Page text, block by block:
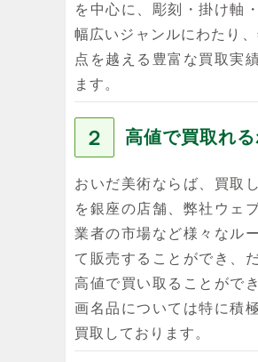
を中心に、彫刻・掛け軸
幅広いジャンルにわたり
点を越える豊富な買取実
ます。
２ 高値で買取れる
おいだ美術ならば、買取
を銀座の店舗、弊社ウェ
業者の市場など様々なル
て販売することができ、
高値で買い取ることがで
画名品については特に積
買取しております。